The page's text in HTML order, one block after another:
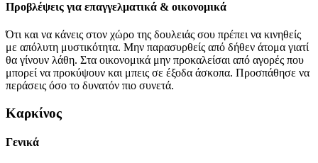
Προβλέψεις για επαγγελματικά & οικονομικά
Ότι και να κάνεις στον χώρο της δουλειάς σου πρέπει να κινηθείς
με απόλυτη μυστικότητα. Μην παρασυρθείς από δήθεν άτομα γιατί
θα γίνουν λάθη. Στα οικονομικά μην προκαλείσαι από αγορές που
μπορεί να προκύψουν και μπεις σε έξοδα άσκοπα. Προσπάθησε να
περάσεις όσο το δυνατόν πιο συνετά.
Καρκίνος
Γενικά